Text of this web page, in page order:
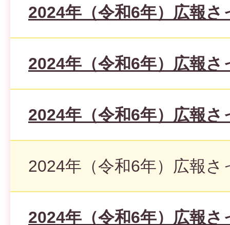
2024年（令和6年）広報さ
2024年（令和6年）広報さ
2024年（令和6年）広報さ
2024年（令和6年）広報さ
2024年（令和6年）広報さ